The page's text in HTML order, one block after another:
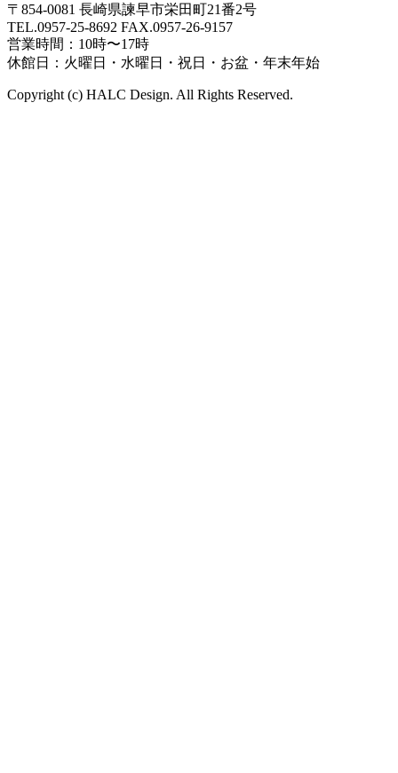
〒854-0081 長崎県諫早市栄田町21番2号
TEL.0957-25-8692 FAX.0957-26-9157
営業時間：10時〜17時
休館日：火曜日・水曜日・祝日・お盆・年末年始
Copyright (c) HALC Design. All Rights Reserved.